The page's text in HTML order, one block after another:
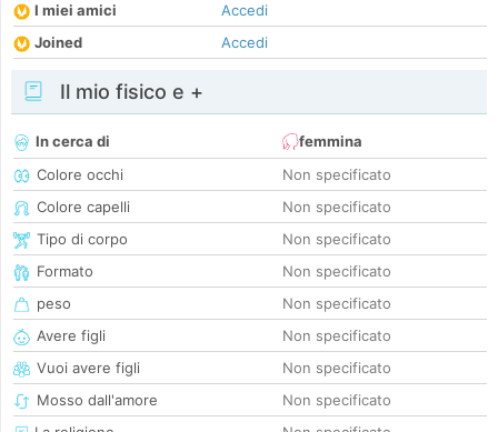
I miei amici
Accedi
Joined
Accedi
Il mio fisico e +
In cerca di
femmina
Colore occhi
Non specificato
Colore capelli
Non specificato
Tipo di corpo
Non specificato
Formato
Non specificato
peso
Non specificato
Avere figli
Non specificato
Vuoi avere figli
Non specificato
Mosso dall'amore
Non specificato